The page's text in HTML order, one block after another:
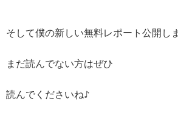
そして僕の新しい無料レポート公開し
まだ読んでない方はぜひ
読んでくださいね♪